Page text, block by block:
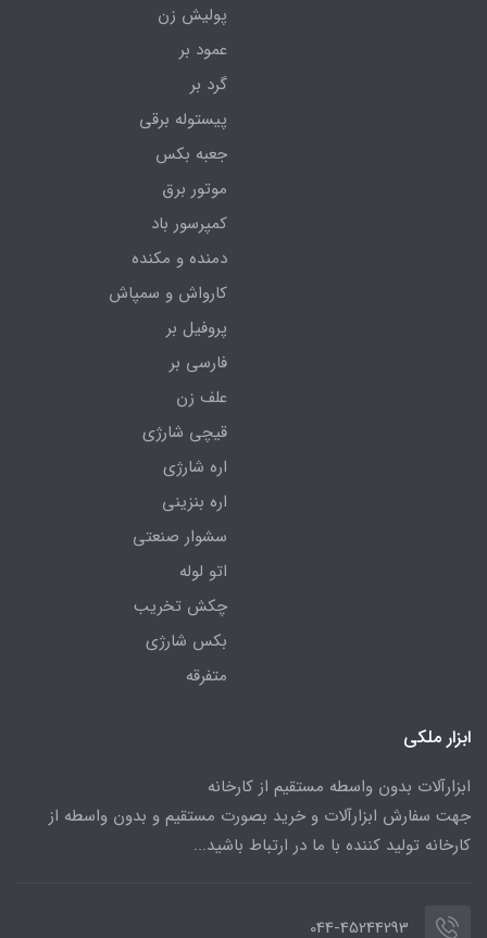
پولیش زن
عمود بر
گرد بر
پیستوله برقی
جعبه بکس
موتور برق
کمپرسور باد
دمنده و مکنده
کارواش و سمپاش
پروفیل بر
فارسی بر
علف زن
قیچی شارژی
اره شارژی
اره بنزینی
سشوار صنعتی
اتو لوله
چکش تخریب
بکس شارژی
متفرقه
ابزار ملکی
ابزارآلات بدون واسطه مستقیم از کارخانه
جهت سفارش ابزارآلات و خرید بصورت مستقیم و بدون واسطه از
کارخانه تولید کننده با ما در ارتباط باشید...
044-45244293